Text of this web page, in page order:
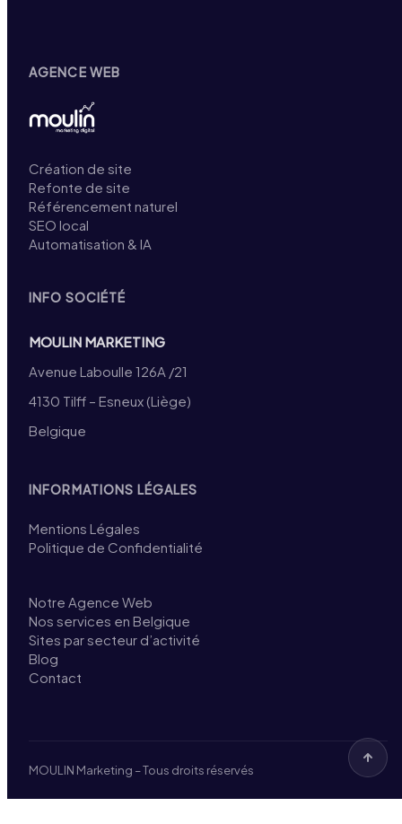
AGENCE WEB
Création de site
Refonte de site
Référencement naturel
SEO local
Automatisation & IA
INFO SOCIÉTÉ
MOULIN MARKETING
Avenue Laboulle 126A /21
4130 Tilff – Esneux (Liège)
Belgique
INFORMATIONS LÉGALES
Mentions Légales
Politique de Confidentialité
Notre Agence Web
Nos services en Belgique
Sites par secteur d’activité
Blog
Contact
MOULIN Marketing – Tous droits réservés